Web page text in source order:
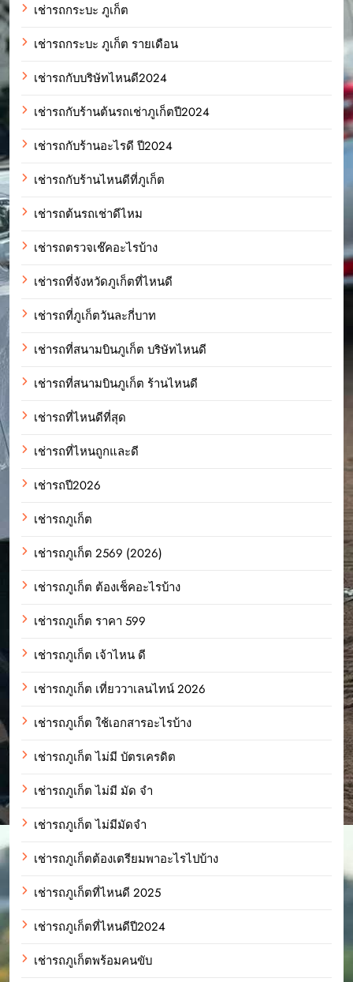
เช่ารถกระบะ ภูเก็ต
เช่ารถกระบะ ภูเก็ต รายเดือน
เช่ารถกับบริษัทไหนดี2024
เช่ารถกับร้านต้นรถเช่าภูเก็ตปี2024
เช่ารถกับร้านอะไรดี ปี2024
เช่ารถกับร้านไหนดีที่ภูเก็ต
เช่ารถต้นรถเช่าดีไหม
เช่ารถตรวจเช๊คอะไรบ้าง
เช่ารถที่จังหวัดภูเก็ตที่ไหนดี
เช่ารถที่ภูเก็ตวันละกี่บาท
เช่ารถที่สนามบินภูเก็ต บริษัทไหนดี
เช่ารถที่สนามบินภูเก็ต ร้านไหนดี
เช่ารถที่ไหนดีที่สุด
เช่ารถที่ไหนถูกและดี
เช่ารถปี2026
เช่ารถภูเก็ต
เช่ารถภูเก็ต 2569 (2026)
เช่ารถภูเก็ต ต้องเช็คอะไรบ้าง
เช่ารถภูเก็ต ราคา 599
เช่ารถภูเก็ต เจ้าไหน ดี
เช่ารถภูเก็ต เที่ยววาเลนไทน์ 2026
เช่ารถภูเก็ต ใช้เอกสารอะไรบ้าง
เช่ารถภูเก็ต ไม่มี บัตรเครดิต
เช่ารถภูเก็ต ไม่มี มัด จํา
เช่ารถภูเก็ต ไม่มีมัดจำ
เช่ารถภูเก็ตต้องเตรียมพาอะไรไปบ้าง
เช่ารถภูเก็ตที่ไหนดี 2025
เช่ารถภูเก็ตที่ไหนดีปี2024
เช่ารถภูเก็ตพร้อมคนขับ